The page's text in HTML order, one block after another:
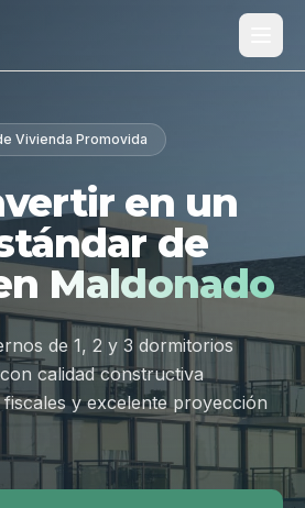
por WhatsApp
Vivienda Promovida
en un
de
Maldonado
de 1, 2 y 3 dormitorios
calidad constructiva
y excelente proyección